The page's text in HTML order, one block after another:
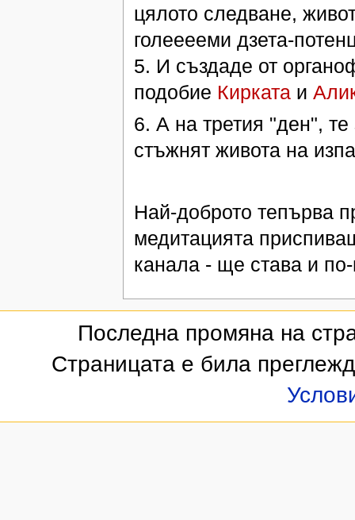
цялото следване,
голееееми дзета-
5. И създаде от
подобие Киркатаи
6. А на третия "ден",
стъжнят живота на
Най-доброто тепърва
медитацията
канала - ще става и
Последна промяна на
Страницата е била